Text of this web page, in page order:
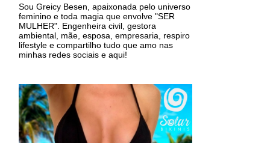
Sou Greicy Besen, apaixonada pelo universo
feminino e toda magia que envolve "SER
MULHER". Engenheira civil, gestora
ambiental, mãe, esposa, empresaria, respiro
lifestyle e compartilho tudo que amo nas
minhas redes sociais e aqui!